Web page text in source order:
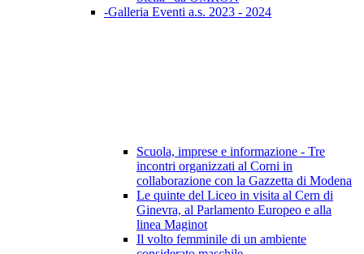
-Galleria Eventi a.s. 2023 - 2024
Scuola, imprese e informazione - Tre
incontri organizzati al Corni in
collaborazione con la Gazzetta di Modena
Le quinte del Liceo in visita al Cern di
Ginevra, al Parlamento Europeo e alla
linea Maginot
Il volto femminile di un ambiente